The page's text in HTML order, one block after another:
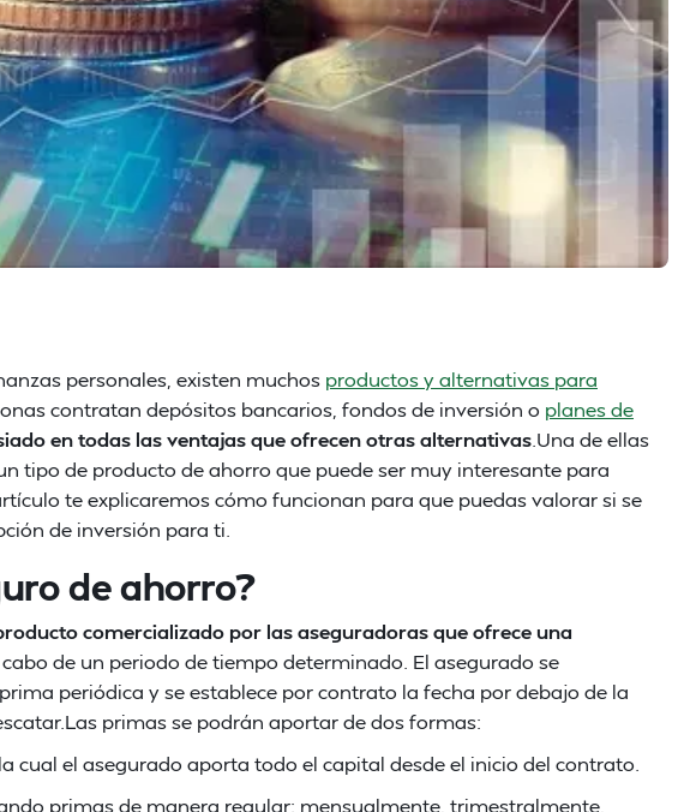
personales, existen muchos productos y alternativas para
contratan depósitos bancarios, fondos de inversión o planes de
en todas las ventajas que ofrecen otras alternativas .Una de ellas
un tipo de producto de ahorro que puede ser muy interesante para
te explicaremos cómo funcionan para que puedas valorar si se
de inversión para ti.
de ahorro?
comercializado por las aseguradoras que ofrece una
de un periodo de tiempo determinado. El asegurado se
periódica y se establece por contrato la fecha por debajo de la
primas se podrán aportar de dos formas:
la cual el asegurado aporta todo el capital desde el inicio del contrato.
primas de manera regular: mensualmente, trimestralmente,